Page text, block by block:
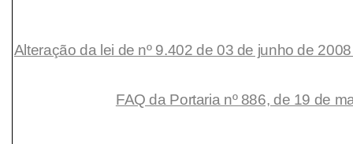
Alteração da lei de nº 9.402 de 03 de junho de
FAQ da Portaria nº 886, de 19 de